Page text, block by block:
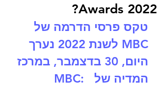
Awards 2022?
טקס פרסי הדרמה של
MBC לשנת 2022 נערך
היום, 30 בדצמבר, במרכז
המדיה של MBC: